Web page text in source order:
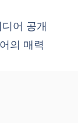
어 공개
의 매력